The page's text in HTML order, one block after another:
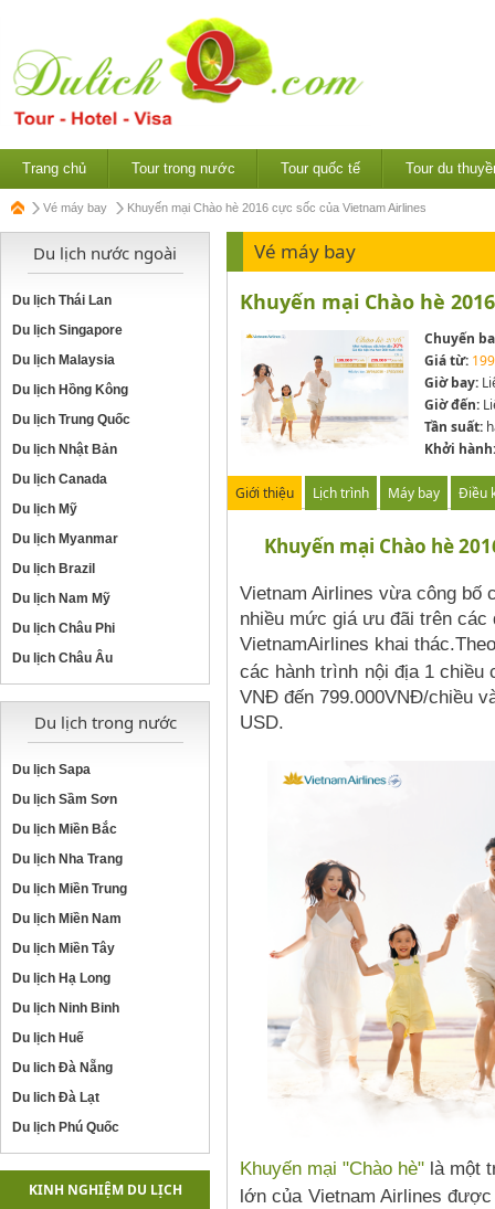
Trang chủ Tour trong nước Tour quốc tế Tour du
Vé máy bay Khuyến mại Chào hè 2016 cực sốc của Vietnam Airlines
Du lịch nước ngoài
Du lịch Thái Lan
Du lịch Singapore
Du lịch Malaysia
Du lịch Hồng Kông
Du lịch Trung Quốc
Du lịch Nhật Bản
Du lịch Canada
Du lịch Mỹ
Du lịch Myanmar
Du lịch Brazil
Du lịch Nam Mỹ
Du lịch Châu Phi
Du lịch Châu Âu
Du lịch trong nước
Du lịch Sapa
Du lịch Sầm Sơn
Du lịch Miền Bắc
Du lịch Nha Trang
Du lịch Miền Trung
Du lịch Miền Nam
Du lịch Miền Tây
Du lịch Hạ Long
Du lịch Ninh Binh
Du lịch Huế
Du lich Đà Nẵng
Du lich Đà Lạt
Du lịch Phú Quốc
KINH NGHIỆM DU LỊCH
Vé máy bay
Khuyến mại Chào hè
Chuyến
Giá từ:
Giờ bay:
Giờ đến:
Tần suất:
Khởi hành:
Giới thiệu Lịch trình Máy bay Điều
Khuyến mại Chào hè
Vietnam Airlines vừa công bố
nhiều mức giá ưu đãi trên
VietnamAirlines khai thác.
các hành trình nội địa 1 chiều
VNĐ đến 799.000VNĐ/chiều
USD.
Khuyến mại "Chào hè"là một
lớn của Vietnam Airlines